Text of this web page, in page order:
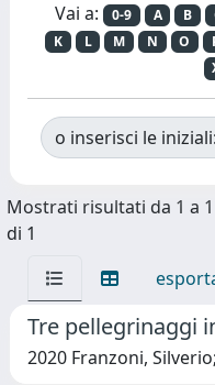
Vai a: 0-9 A B
K
L M N O
o inserisci le iniziali:
Mostrati risultati da 1 a 1
di 1
Tre pellegrinaggi
2020 Franzoni,